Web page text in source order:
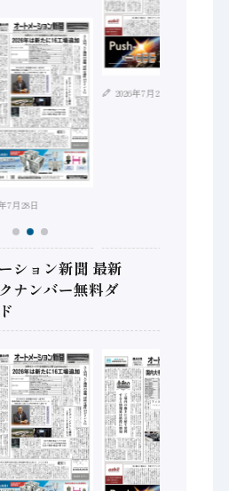
7月28日
2026年7月21日
ション新聞 最新
ナンバー無料ダ